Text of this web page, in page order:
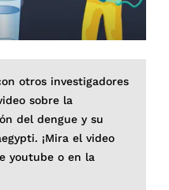
otros investigadores
sobre la
del dengue y su
¡Mira el video
youtube o en la